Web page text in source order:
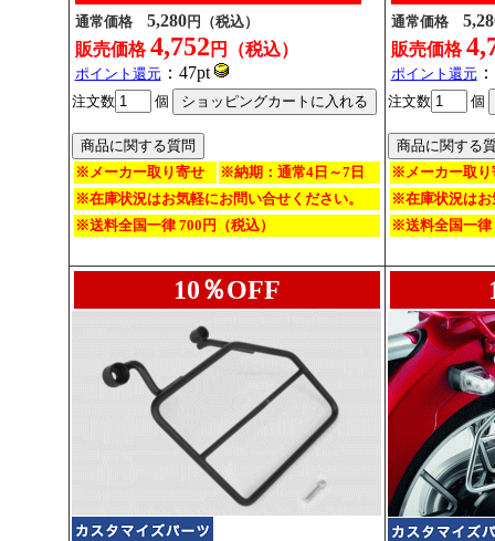
通常価格 5,280円（税込）
販売価格4,752 円（税込）
ポイント還元：47pt
注文数 個
※メーカー取り寄せ
※納期：通常4日～7日
※在庫状況はお気軽にお問い合せください。
※送料全国一律 700円（税込）
通常価格
販売価格
ポイント還元
注文数 個
※メーカー取り
※在庫状況はお
※送料全国一律
10％OFF